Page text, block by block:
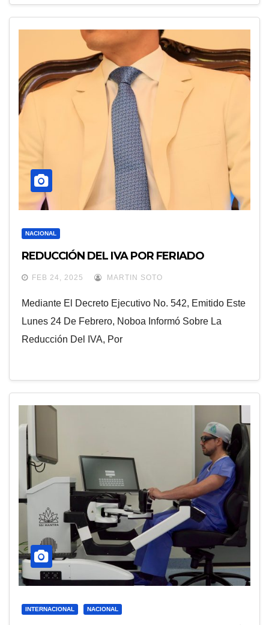
NACIONAL
REDUCCIÓN DEL IVA POR FERIADO
FEB 24, 2025 MARTIN SOTO
Mediante El Decreto Ejecutivo No. 542, Emitido Este
Lunes 24 De Febrero, Noboa Informó Sobre La
Reducción Del IVA, Por
INTERNACIONAL NACIONAL